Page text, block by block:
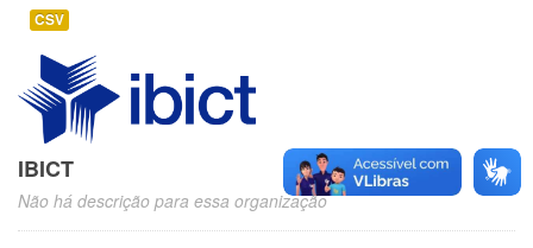
CSV
IBICT
Não há descrição para essa organização